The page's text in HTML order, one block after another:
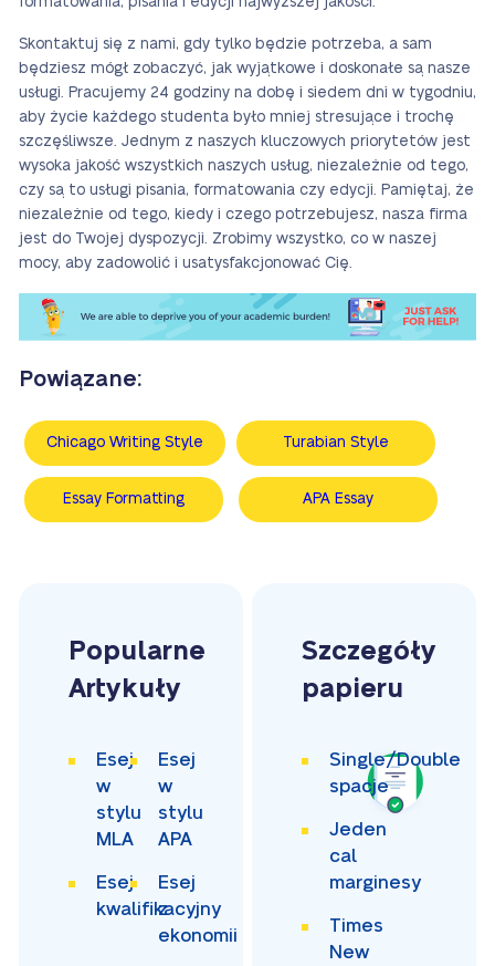
Skontaktuj się z nami, gdy tylko będzie potrzeba, a sam
będziesz mógł zobaczyć, jak wyjątkowe i doskonałe są nasze
usługi. Pracujemy 24 godziny na dobę i siedem dni w tygodniu,
aby życie każdego studenta było mniej stresujące i trochę
szczęśliwsze. Jednym z naszych kluczowych priorytetów jest
wysoka jakość wszystkich naszych usług, niezależnie od tego,
czy są to usługi pisania, formatowania czy edycji. Pamiętaj, że
niezależnie od tego, kiedy i czego potrzebujesz, nasza firma
jest do Twojej dyspozycji. Zrobimy wszystko, co w naszej
mocy, aby zadowolić i usatysfakcjonować Cię.
Powiązane:
Chicago Writing Style Turabian Style
Essay Formatting APA Essay
Popularne
Artykuły
Esej
w
stylu
MLA
Esej
w
stylu
APA
Esej
kwalifikacyjny
Esej
z
ekonomii
Szczegóły
papieru
Single/Double
spacje
Jeden
cal
marginesy
Times
New